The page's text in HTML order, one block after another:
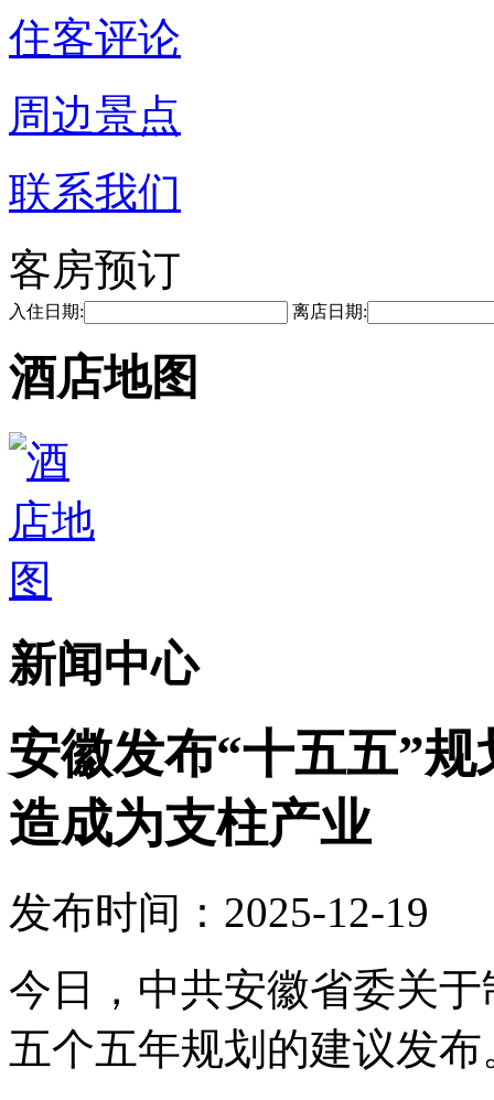
住客评论
周边景点
联系我们
客房预订
入住日期: 离店日期:
酒店地图
新闻中心
安徽发布“十五五”
造成为支柱产业
发布时间：2025-12-19
今日，中共安徽省委关
五个五年规划的建议发布